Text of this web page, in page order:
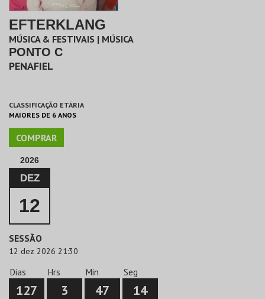
EFTERKLANG
MÚSICA & FESTIVAIS | MÚSICA
PONTO C
PENAFIEL
CLASSIFICAÇÃO ETÁRIA
MAIORES DE 6 ANOS
COMPRAR
2026
DEZ
12
SESSÃO
12 dez 2026 21:30
Dias
127
Hrs
3
Min
47
Seg
14